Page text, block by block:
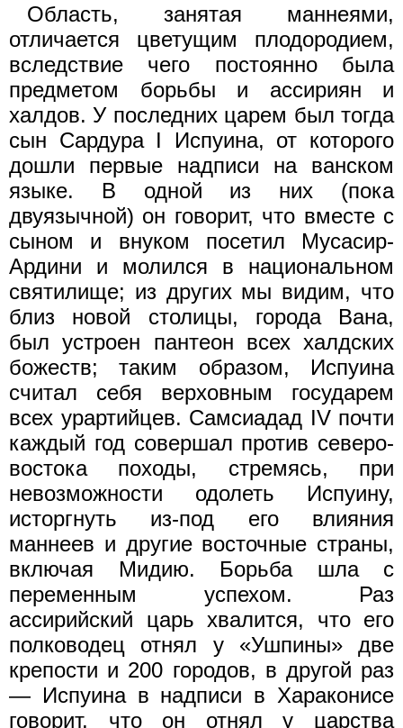
Область, занятая маннеями,
отличается цветущим плодородием,
вследствие чего постоянно была
предметом борьбы и ассириян и
халдов. У последних царем был тогда
сын Сардура I Испуина, от которого
дошли первые надписи на ванском
языке. В одной из них (пока
двуязычной) он говорит, что вместе с
сыном и внуком посетил Мусасир-
Ардини и молился в национальном
святилище; из других мы видим, что
близ новой столицы, города Вана,
был устроен пантеон всех халдских
божеств; таким образом, Испуина
считал себя верховным государем
всех урартийцев. Самсиадад IV почти
каждый год совершал против северо-
востока походы, стремясь, при
невозможности одолеть Испуину,
исторгнуть из-под его влияния
маннеев и другие восточные страны,
включая Мидию. Борьба шла с
переменным успехом. Раз
ассирийский царь хвалится, что его
полководец отнял у «Ушпины» две
крепости и 200 городов, в другой раз
— Испуина в надписи в Хараконисе
говорит, что он отнял у царства